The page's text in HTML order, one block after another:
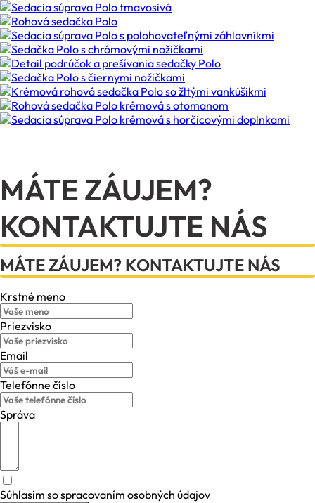
MÁTE ZÁUJEM?
KONTAKTUJTE NÁS
MÁTE ZÁUJEM? KONTAKTUJTE NÁS
Krstné meno
Priezvisko
Email
Telefónne číslo
Správa
Súhlasím so spracovaním osobných údajov